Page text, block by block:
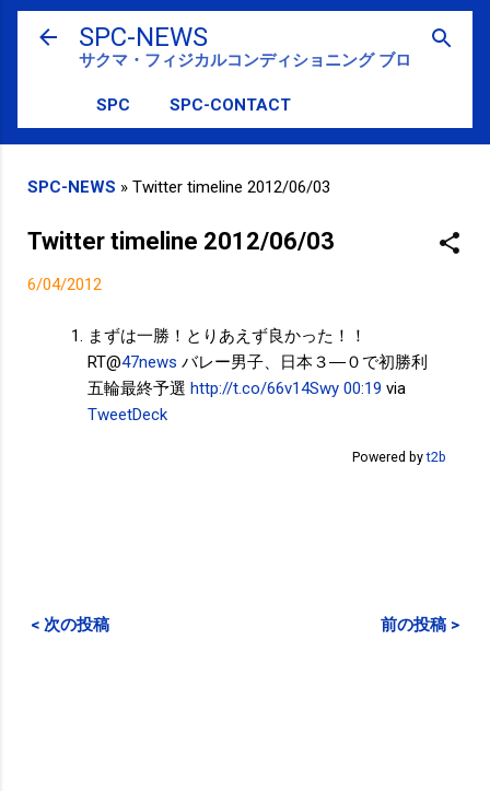
スキップしてメイン コンテンツに移動
SPC-NEWS
サクマ・フィジカルコンディショニング ブログ
SPC SPC-CONTACT
SPC-NEWS » Twitter timeline 2012/06/03
Twitter timeline 2012/06/03
6/04/2012
まずは一勝！とりあえず良かった！！
RT@47news バレー男子、日本３―０で初勝利
五輪最終予選 http://t.co/66v14Swy 00:19 via
TweetDeck
Powered byt2b
< 次の投稿 前の投稿 >